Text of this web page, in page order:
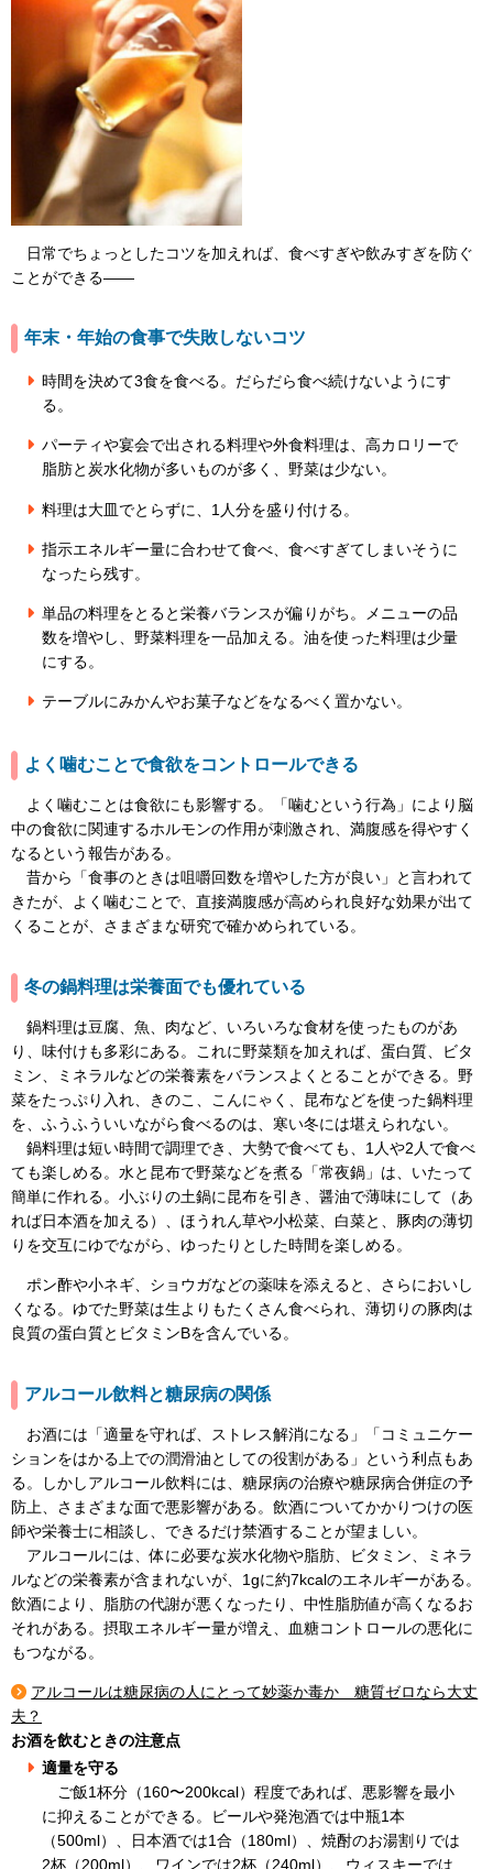
日常でちょっとしたコツを加えれば、食べすぎや飲みすぎを防ぐ
ことができる――
年末・年始の食事で失敗しないコツ
時間を決めて3食を食べる。だらだら食べ続けないようにす
る。
パーティや宴会で出される料理や外食料理は、高カロリーで
脂肪と炭水化物が多いものが多く、野菜は少ない。
料理は大皿でとらずに、1人分を盛り付ける。
指示エネルギー量に合わせて食べ、食べすぎてしまいそうに
なったら残す。
単品の料理をとると栄養バランスが偏りがち。メニューの品
数を増やし、野菜料理を一品加える。油を使った料理は少量
にする。
テーブルにみかんやお菓子などをなるべく置かない。
よく噛むことで食欲をコントロールできる
よく噛むことは食欲にも影響する。「噛むという行為」により脳
中の食欲に関連するホルモンの作用が刺激され、満腹感を得やすく
なるという報告がある。
昔から「食事のときは咀嚼回数を増やした方が良い」と言われて
きたが、よく噛むことで、直接満腹感が高められ良好な効果が出て
くることが、さまざまな研究で確かめられている。
冬の鍋料理は栄養面でも優れている
鍋料理は豆腐、魚、肉など、いろいろな食材を使ったものがあ
り、味付けも多彩にある。これに野菜類を加えれば、蛋白質、ビタ
ミン、ミネラルなどの栄養素をバランスよくとることができる。野
菜をたっぷり入れ、きのこ、こんにゃく、昆布などを使った鍋料理
を、ふうふういいながら食べるのは、寒い冬には堪えられない。
鍋料理は短い時間で調理でき、大勢で食べても、1人や2人で食べ
ても楽しめる。水と昆布で野菜などを煮る「常夜鍋」は、いたって
簡単に作れる。小ぶりの土鍋に昆布を引き、醤油で薄味にして（あ
れば日本酒を加える）、ほうれん草や小松菜、白菜と、豚肉の薄切
りを交互にゆでながら、ゆったりとした時間を楽しめる。
ポン酢や小ネギ、ショウガなどの薬味を添えると、さらにおいし
くなる。ゆでた野菜は生よりもたくさん食べられ、薄切りの豚肉は
良質の蛋白質とビタミンBを含んでいる。
アルコール飲料と糖尿病の関係
お酒には「適量を守れば、ストレス解消になる」「コミュニケー
ションをはかる上での潤滑油としての役割がある」という利点もあ
る。しかしアルコール飲料には、糖尿病の治療や糖尿病合併症の予
防上、さまざまな面で悪影響がある。飲酒についてかかりつけの医
師や栄養士に相談し、できるだけ禁酒することが望ましい。
アルコールには、体に必要な炭水化物や脂肪、ビタミン、ミネラ
ルなどの栄養素が含まれないが、1gに約7kcalのエネルギーがある。
飲酒により、脂肪の代謝が悪くなったり、中性脂肪値が高くなるお
それがある。摂取エネルギー量が増え、血糖コントロールの悪化に
もつながる。
アルコールは糖尿病の人にとって妙薬か毒か 糖質ゼロなら大丈
夫？
お酒を飲むときの注意点
適量を守る
ご飯1杯分（160〜200kcal）程度であれば、悪影響を最小
に抑えることができる。ビールや発泡酒では中瓶1本
（500ml）、日本酒では1合（180ml）、焼酎のお湯割りでは
2杯（200ml）、ワインでは2杯（240ml）、ウィスキーでは